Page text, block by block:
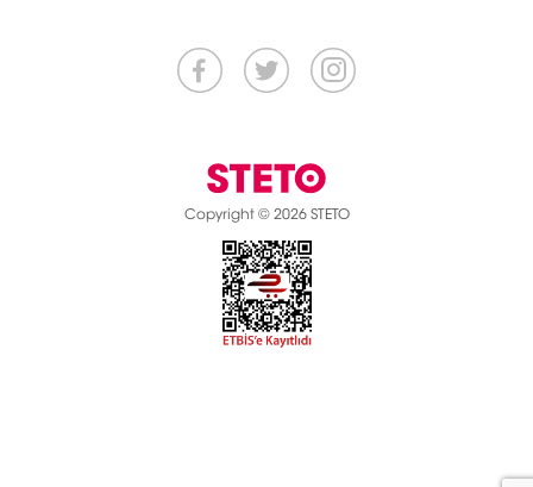
Copyright © 2026 STETO